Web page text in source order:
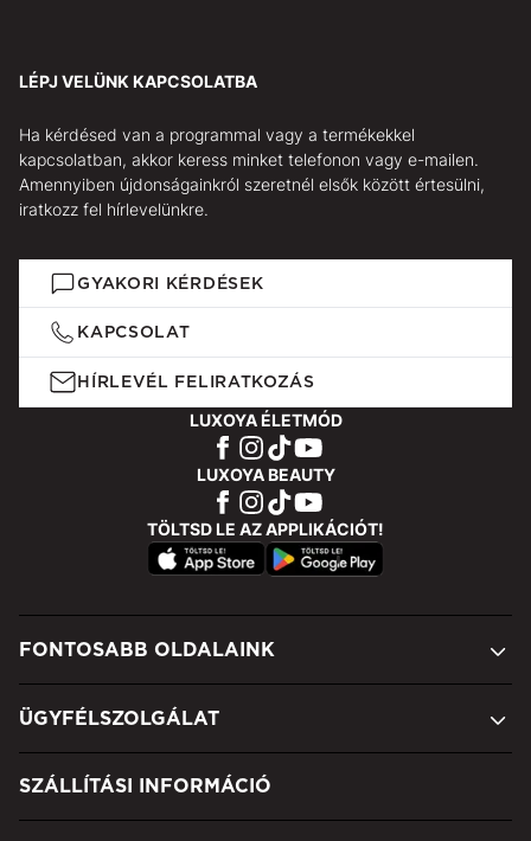
LÉPJ VELÜNK KAPCSOLATBA
Ha kérdésed van a programmal vagy a termékekkel
kapcsolatban, akkor keress minket telefonon vagy e-mailen.
Amennyiben újdonságainkról szeretnél elsők között értesülni,
iratkozz fel hírlevelünkre.
GYAKORI KÉRDÉSEK
KAPCSOLAT
HÍRLEVÉL FELIRATKOZÁS
LUXOYA ÉLETMÓD
LUXOYA BEAUTY
TÖLTSD LE AZ APPLIKÁCIÓT!
FONTOSABB OLDALAINK
ÜGYFÉLSZOLGÁLAT
SZÁLLÍTÁSI INFORMÁCIÓ